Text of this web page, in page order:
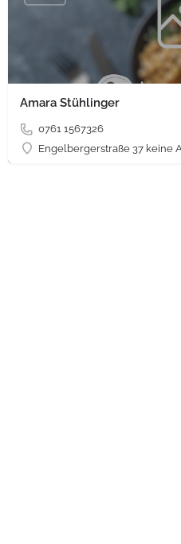
Amara Stühlinger
0761 1567326
Engelbergerstraße 37 keine